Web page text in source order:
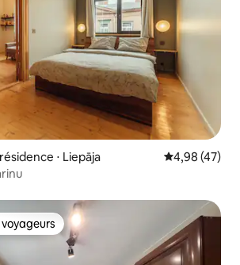
⋅ Liepāja Évaluation
4,98 (47)
les plus appréciés